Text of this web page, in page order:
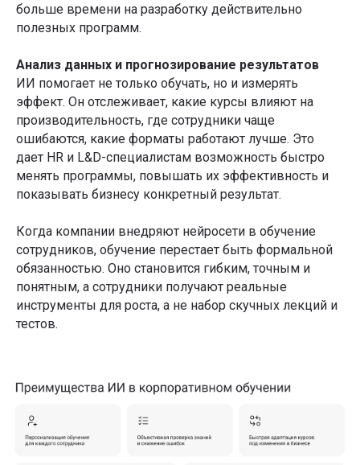
больше времени на разработку действительно
полезных программ.
Анализ данных и прогнозирование результатов
ИИ помогает не только обучать, но и измерять
эффект. Он отслеживает, какие курсы влияют на
производительность, где сотрудники чаще
ошибаются, какие форматы работают лучше. Это
дает HR и L&D-специалистам возможность быстро
менять программы, повышать их эффективность и
показывать бизнесу конкретный результат.
Когда компании внедряют нейросети в обучение
сотрудников, обучение перестает быть формальной
обязанностью. Оно становится гибким, точным и
понятным, а сотрудники получают реальные
инструменты для роста, а не набор скучных лекций и
тестов.